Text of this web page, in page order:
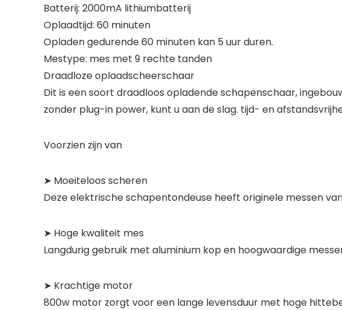
Batterij: 2000mA lithiumbatterij
Oplaadtijd: 60 minuten
Opladen gedurende 60 minuten kan 5 uur duren.
Mestype: mes met 9 rechte tanden
Draadloze oplaadscheerschaar
Dit is een soort draadloos opladende schapenschaar,
zonder plug-in power, kunt u aan de slag. tijd- en
Voorzien zijn van
➤ Moeiteloos scheren
Deze elektrische schapentondeuse heeft originele messen
➤ Hoge kwaliteit mes
Langdurig gebruik met aluminium kop en hoogwaardige
➤ Krachtige motor
800w motor zorgt voor een lange levensduur met hoge